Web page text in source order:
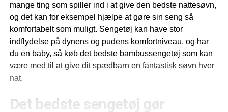
mange ting som spiller ind i at give den bedste nattesøvn,
og det kan for eksempel hjælpe at gøre sin seng så
komfortabelt som muligt. Sengetøj kan have stor
indflydelse på dynens og pudens komfortniveau, og har
du en baby, så køb det bedste bambussengetøj som kan
være med til at give dit spædbarn en fantastisk søvn hver
nat.
Det bedste sengetøj gør